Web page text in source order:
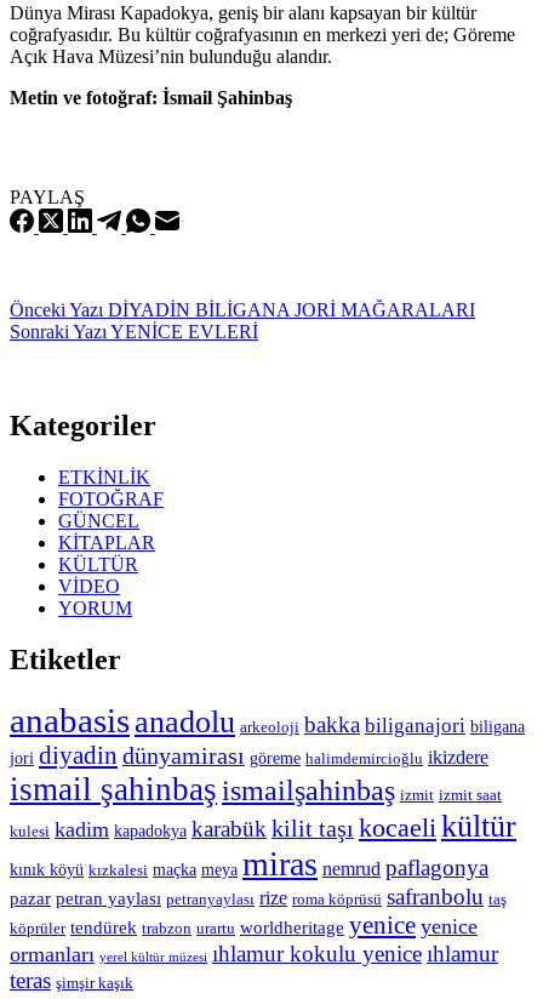
Dünya Mirası Kapadokya, geniş bir alanı kapsayan bir kültür
coğrafyasıdır. Bu kültür coğrafyasının en merkezi yeri de; Göreme
Açık Hava Müzesi’nin bulunduğu alandır.
Metin ve fotoğraf: İsmail Şahinbaş
PAYLAŞ
Önceki Yazı DİYADİN BİLİGANA JORİ MAĞARALARI
Sonraki Yazı YENİCE EVLERİ
Kategoriler
ETKİNLİK
FOTOĞRAF
GÜNCEL
KİTAPLAR
KÜLTÜR
VİDEO
YORUM
Etiketler
anabasisanadolu arkeoloji bakka biliganajori biligana
jori diyadin dünyamirası göreme halimdemircioğlu ikizdere
ismail şahinbaşismailşahinbaş izmit izmit saat
kulesi kadim kapadokya karabük kilit taşı kocaeli kültür
kınık köyü kızkalesi maçka meya miras nemrud paflagonya
pazar petran yaylası petranyaylası rize roma köprüsü safranbolu taş
köprüler tendürek trabzon urartu worldheritage yenice yenice
ormanları yerel kültür müzesi ıhlamur kokulu yeniceıhlamur
teras şimşir kaşık